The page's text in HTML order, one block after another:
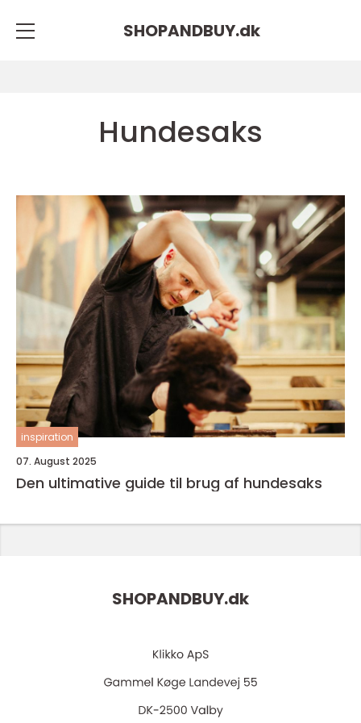
SHOPANDBUY.dk
Hundesaks
inspiration
07. August 2025
Den ultimative guide til brug af hundesaks
SHOPANDBUY.dk